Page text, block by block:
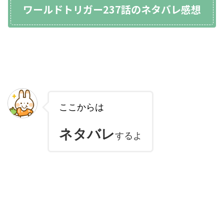
ワールドトリガー237話のネタバレ感想
ここからは
ネタバレするよ